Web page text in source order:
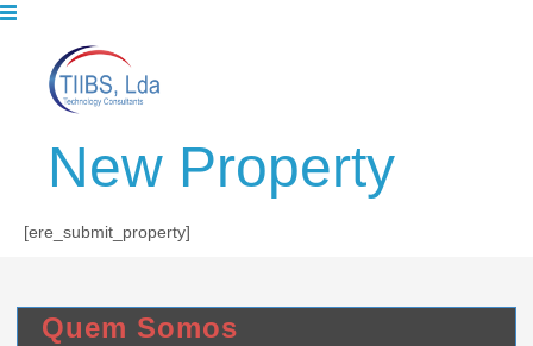
New Property
[ere_submit_property]
Quem Somos